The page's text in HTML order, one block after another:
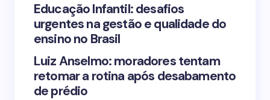
Submit Comment
Educação Infantil: desafios
urgentes na gestão e qualidade do
ensino no Brasil
Luiz Anselmo: moradores tentam
retomar a rotina após desabamento
de prédio